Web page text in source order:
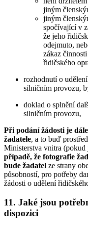
jiným
jiným
spočívající v
že jeho
odejmuto,
zákaz
řidičského
rozhodnutí o
silničním provozu,
doklad o splnění
silničním provozu,
Při podání žádosti je
žadatele, a to buď
Ministerstva vnitra
případě, že fotografie
bude žadatel ze strany
působností, pro potřeby
žádosti o udělení
11. Jaké jsou
dispozici